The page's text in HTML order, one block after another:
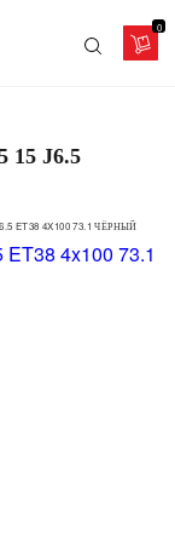
0
J6.5
ET38 4X100 73.1 ЧЁРНЫЙ